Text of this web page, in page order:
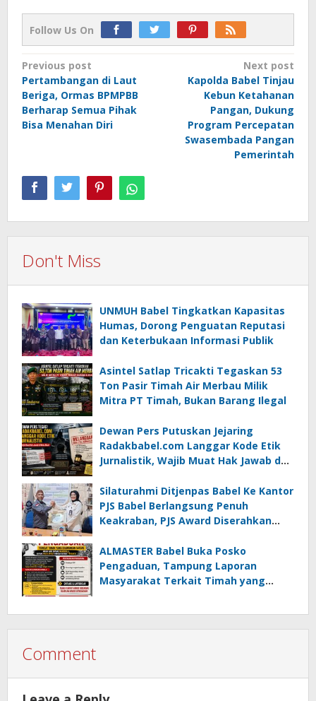
Follow Us On
Post
navigation
Previous post
Pertambangan di Laut
Beriga, Ormas BPMPBB
Berharap Semua Pihak
Bisa Menahan Diri
Next post
Kapolda Babel Tinjau
Kebun Ketahanan
Pangan, Dukung
Program Percepatan
Swasembada Pangan
Pemerintah
Don't Miss
UNMUH Babel Tingkatkan Kapasitas
Humas, Dorong Penguatan Reputasi
dan Keterbukaan Informasi Publik
Asintel Satlap Tricakti Tegaskan 53
Ton Pasir Timah Air Merbau Milik
Mitra PT Timah, Bukan Barang Ilegal
Dewan Pers Putuskan Jejaring
Radakbabel.com Langgar Kode Etik
Jurnalistik, Wajib Muat Hak Jawab dan
Silaturahmi Ditjenpas Babel Ke Kantor
PJS Babel Berlangsung Penuh
Keakraban, PJS Award Diserahkan
ALMASTER Babel Buka Posko
Pengaduan, Tampung Laporan
Masyarakat Terkait Timah yang
Comment